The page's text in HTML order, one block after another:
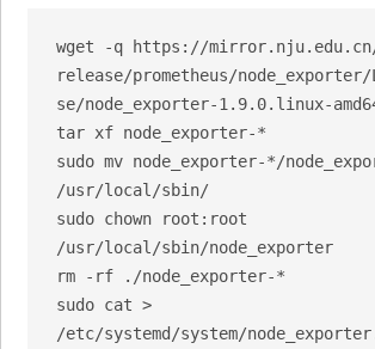
wget -q https://
release/prometheus/
se/node_exporter-1.9.0.linux-
tar xf node_exporter-*
sudo mv node_exporter-*/
/usr/local/sbin/
sudo chown root:root
/usr/local/sbin/node_exporter
rm -rf ./node_exporter-*
sudo cat >
/etc/systemd/system/